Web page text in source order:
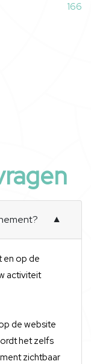
166
▼
en op de
activiteit
de website
het zelfs
zichtbaar